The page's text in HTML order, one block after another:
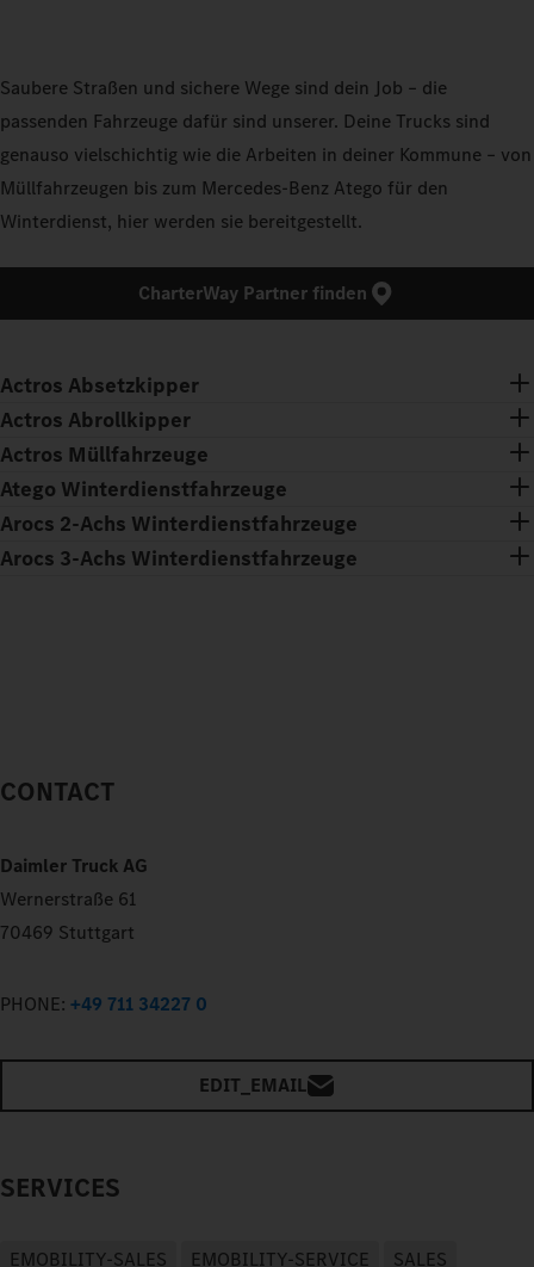
Saubere Straßen und sichere Wege sind dein Job – die
passenden Fahrzeuge dafür sind unserer. Deine Trucks sind
genauso vielschichtig wie die Arbeiten in deiner Kommune – von
Müllfahrzeugen bis zum Mercedes-Benz Atego für den
Winterdienst, hier werden sie bereitgestellt.
CharterWay Partner finden
Actros Absetzkipper
Actros Abrollkipper
Actros Müllfahrzeuge
Atego Winterdienstfahrzeuge
Arocs 2-Achs Winterdienstfahrzeuge
Arocs 3-Achs Winterdienstfahrzeuge
CONTACT
Daimler Truck AG
Wernerstraße 61
70469 Stuttgart
PHONE: +49 711 34227 0
EDIT_EMAIL
SERVICES
EMOBILITY-SALES EMOBILITY-SERVICE
SALES